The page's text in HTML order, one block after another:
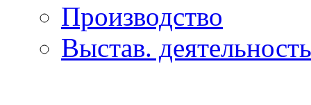
Производство
Выстав. деятельность